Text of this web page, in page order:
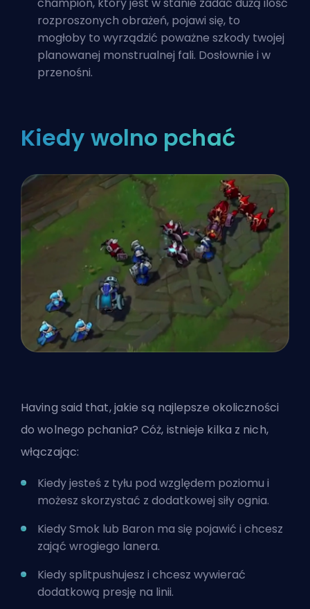
champion, który jest w stanie zadać dużą ilość
rozproszonych obrażeń, pojawi się, to
mogłoby to wyrządzić poważne szkody twojej
planowanej monstrualnej fali. Dosłownie i w
przenośni.
Kiedy wolno pchać
Having said that, jakie są najlepsze okoliczności
do wolnego pchania? Cóż, istnieje kilka z nich,
włączając:
Kiedy jesteś z tyłu pod względem poziomu i
możesz skorzystać z dodatkowej siły ognia.
Kiedy Smok lub Baron ma się pojawić i chcesz
zająć wrogiego lanera.
Kiedy splitpushujesz i chcesz wywierać
dodatkową presję na linii.